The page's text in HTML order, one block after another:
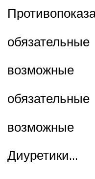
обязательные
возможные
обязательные
возможные
Диуретики…